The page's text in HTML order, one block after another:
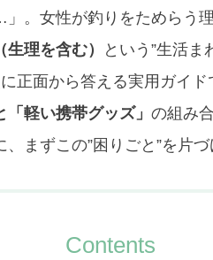
。女性が釣りをためらう
理を含む）
という”生活ま
正面から答える実用ガイ
「軽い携帯グッズ」 の組み
まずこの”困りごと”を片づ
Contents